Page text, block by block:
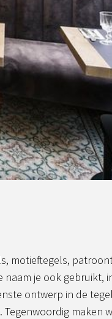
motieftegels,
je ook gebruikt,
ontwerp in de
maken